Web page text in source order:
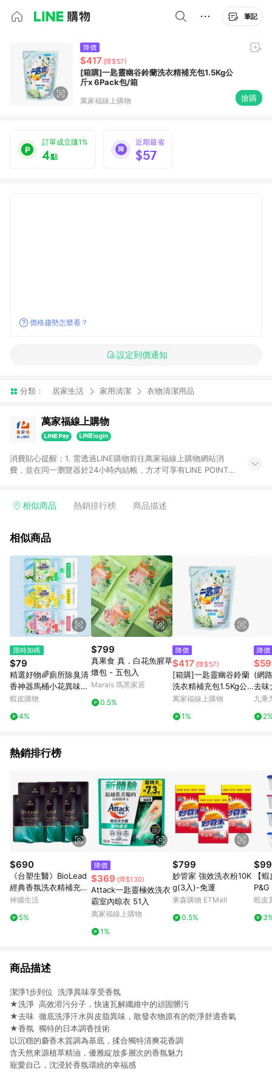
筆記
降價
$417 (降$57)
[箱購]一匙靈幽谷鈴蘭洗衣精補充包1.5Kg公
斤x 6Pack包/箱
萬家福線上購物 搶購
訂單成立賺1%
4點
近期最省
$57
價格趨勢怎麼看？
設定到價通知
分類： 居家生活 家用清潔 衣物清潔用品
萬家福線上購物
消費貼心提醒：1. 需透過LINE購物前往萬家福線上購物網站消
費，並在同一瀏覽器於24小時內結帳，方才可享有LINE POINTS
4. 不具回饋資格種類商品：電子禮券。 5. 回饋點數計算將排除訂
錄，相關問題請於保留時間內聯絡客服中心，並由康達盛通生活
提供簡單、快速、輕鬆的購物流程及體驗，將不定期推出精選、
話題性或期間限定商品來滿足您的喜好。
相似商品 熱銷排行榜 商品描述
相似商品
限時加碼
$79
精選好物🌈廁所除臭清
香神器馬桶小花異味留
香印花清潔劑凝膠潔廁
蝦皮購物
4%
$799
真果食 真．白花魚腥草
燉包 - 五包入
Marais 瑪黑家居
0.5%
降價
$417 (降$57)
[箱購]一匙靈幽谷鈴蘭
洗衣精補充包1.5Kg公
斤x 6Pack包/箱
萬家福線上購物
1%
降價
$59
(網
去味
九乘
熱銷排行榜
$690
《台塑生醫》BioLead
經典香氛洗衣精補充包
璀璨時光1.8kg(6包入)
神腦生活
5%
降價
$369 (降$130)
Attack一匙靈極效洗衣
霸室內晾衣 51入
萬家福線上購物
1%
$799
妙管家 強效洗衣粉10K
g(3入)-免運
東森購物 ETMall
0.5%
$99
【
Bold
蝦皮
商品描述
潔淨1步到位 洗淨異味享受香氛
★洗淨 高效溶污分子，快速瓦解纖維中的頑固髒污
★去味 徹底洗淨汗水與皮脂異味，散發衣物原有的乾淨舒適香氣
★香氛 獨特的日本調香技術
以沉穩的麝香木質調為基底，揉合獨特清爽花香調
含天然來源植萃精油，優雅綻放多層次的香氛魅力
寵愛自己，沈浸於香氛環繞的幸福感